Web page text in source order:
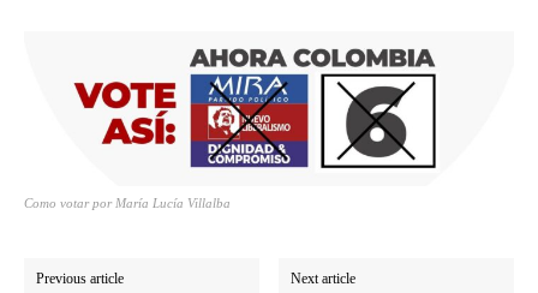
Como votar por María Lucía Villalba
Previous article Next article